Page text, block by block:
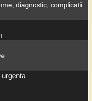
diagnostic, complicatii
urgenta